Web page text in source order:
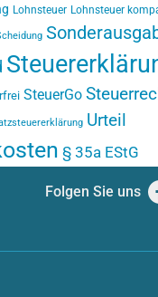
Lohnsteuer Lohnsteuer
SteuerGo
Urteil
§ 35a EStG
Folgen Sie uns